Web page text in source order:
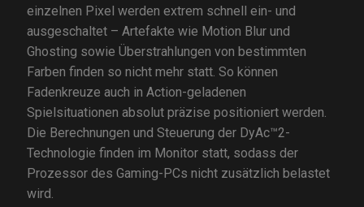
einzelnen Pixel werden extrem schnell ein- und
ausgeschaltet – Artefakte wie Motion Blur und
Ghosting sowie Überstrahlungen von bestimmten
Farben finden so nicht mehr statt. So können
Fadenkreuze auch in Action-geladenen
Spielsituationen absolut präzise positioniert werden.
Die Berechnungen und Steuerung der DyAc™2-
Technologie finden im Monitor statt, sodass der
Prozessor des Gaming-PCs nicht zusätzlich belastet
wird.